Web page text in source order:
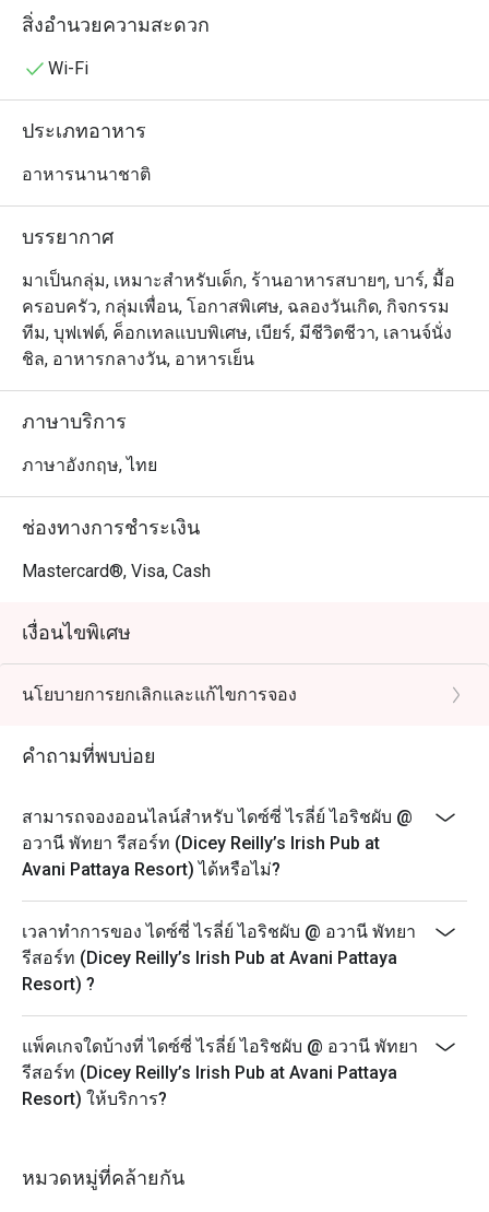
เป็นกันเอง ทุกวัน เวลา 11.00 น. ถึง เที่ยงคืน
สิ่งอำนวยความสะดวก
Wi-Fi
ประเภทอาหาร
อาหารนานาชาติ
บรรยากาศ
มาเป็นกลุ่ม, เหมาะสำหรับเด็ก, ร้านอาหารสบายๆ, บาร์, มื้อ
ครอบครัว, กลุ่มเพื่อน, โอกาสพิเศษ, ฉลองวันเกิด, กิจกรรม
ทีม, บุฟเฟต์, ค็อกเทลแบบพิเศษ, เบียร์, มีชีวิตชีวา, เลานจ์นั่ง
ชิล, อาหารกลางวัน, อาหารเย็น
ภาษาบริการ
ภาษาอังกฤษ, ไทย
ช่องทางการชำระเงิน
Mastercard®, Visa, Cash
เงื่อนไขพิเศษ
นโยบายการยกเลิกและแก้ไขการจอง
คำถามที่พบบ่อย
สามารถจองออนไลน์สำหรับ ไดซ์ซี่ ไรลี่ย์ ไอริชผับ @
อวานี พัทยา รีสอร์ท (Dicey Reilly’s Irish Pub at
Avani Pattaya Resort) ได้หรือไม่?
เวลาทำการของ ไดซ์ซี่ ไรลี่ย์ ไอริชผับ @ อวานี พัทยา
รีสอร์ท (Dicey Reilly’s Irish Pub at Avani Pattaya
Resort) ?
แพ็คเกจใดบ้างที่ ไดซ์ซี่ ไรลี่ย์ ไอริชผับ @ อวานี พัทยา
รีสอร์ท (Dicey Reilly’s Irish Pub at Avani Pattaya
Resort) ให้บริการ?
หมวดหมู่ที่คล้ายกัน